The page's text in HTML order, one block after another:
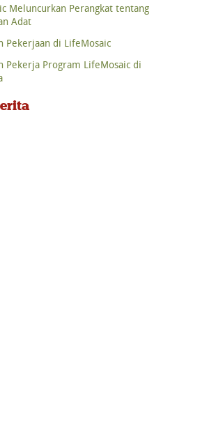
Meluncurkan Perangkat tentang
Adat
Pekerjaan di LifeMosaic
Pekerja Program LifeMosaic di